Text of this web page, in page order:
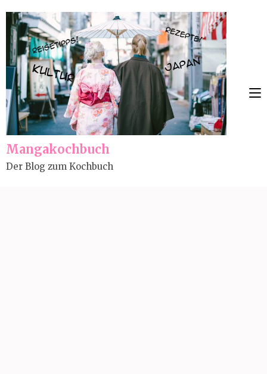
content
(Press
Enter)
Mangakochbuch
Der Blog zum Kochbuch